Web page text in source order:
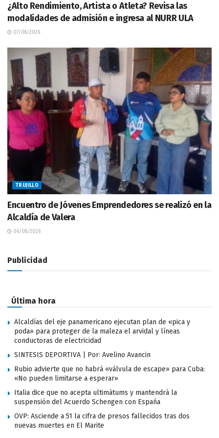
¿Alto Rendimiento, Artista o Atleta? Revisa las
modalidades de admisión e ingresa al NURR ULA
07/08/2026
TRUJILLO
Encuentro de Jóvenes Emprendedores se realizó en la
Alcaldía de Valera
06/08/2026
Publicidad
Última hora
Alcaldías del eje panamericano ejecutan plan de «pica y
poda» para proteger de la maleza el arvidal y líneas
conductoras de electricidad
SINTESIS DEPORTIVA | Por: Avelino Avancin
Rubio advierte que no habrá «válvula de escape» para Cuba:
«No pueden limitarse a esperar»
Italia dice que no acepta ultimátums y mantendrá la
suspensión del Acuerdo Schengen con España
OVP: Asciende a 51 la cifra de presos fallecidos tras dos
nuevas muertes en El Marite